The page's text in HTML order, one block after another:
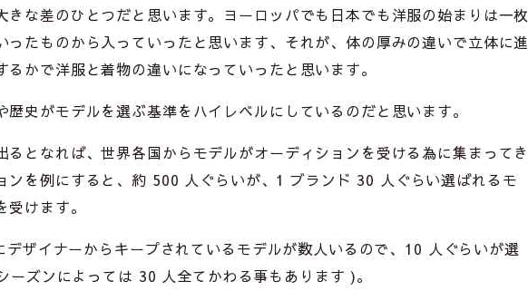
きな差のひとつだと思います。ヨーロッパでも日本でも洋服の始まりは一枚
ったものから入っていったと思います、それが、体の厚みの違いで立体に進
かで洋服と着物の違いになっていったと思います。
歴史がモデルを選ぶ基準をハイレベルにしているのだと思います。
るとなれば、世界各国からモデルがオーディションを受ける為に集まってき
ンを例にすると、約 500 人ぐらいが、1 ブランド 30 人ぐらい選ばれるモ
けます。
ザイナーからキープされているモデルが数人いるので、10 人ぐらいが選
ーズンによっては 30 人全てかわる事もあります )。